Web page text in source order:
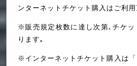
ンターネットチケット購入はご利
※販売規定枚数に達し次第､チケッ
ります｡
※インターネットチケット購入は「